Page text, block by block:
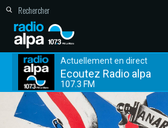
Actuellement en direct
Ecoutez Radio alpa
107.3 FM